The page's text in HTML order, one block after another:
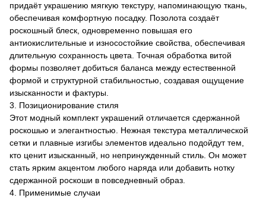
придаёт украшению мягкую текстуру, напоминающую ткань,
обеспечивая комфортную посадку. Позолота создаёт
роскошный блеск, одновременно повышая его
антиокислительные и износостойкие свойства, обеспечивая
длительную сохранность цвета. Точная обработка витой
формы позволяет добиться баланса между естественной
формой и структурной стабильностью, создавая ощущение
изысканности и фактуры.
3. Позиционирование стиля
Этот модный комплект украшений отличается сдержанной
роскошью и элегантностью. Нежная текстура металлической
сетки и плавные изгибы элементов идеально подойдут тем,
кто ценит изысканный, но непринужденный стиль. Он может
стать ярким акцентом любого наряда или добавить нотку
сдержанной роскоши в повседневный образ.
4. Применимые случаи